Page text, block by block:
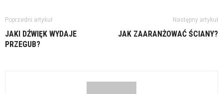
Poprzedni artykuł
JAKI DŹWIĘK WYDAJE
PRZEGUB?
Następny artykuł
JAK ZAARANŻOWAĆ ŚCIANY?